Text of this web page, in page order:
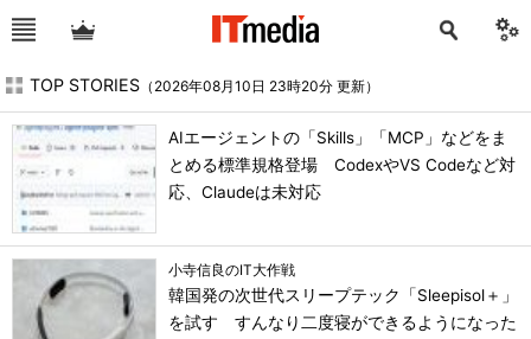
TOP STORIES （2026年08月10日 23時20分 更新）
AIエージェントの「Skills」「MCP」などをま
とめる標準規格登場 CodexやVS Codeなど対
応、Claudeは未対応
小寺信良のIT大作戦
韓国発の次世代スリープテック「Sleepisol＋」
を試す すんなり二度寝ができるようになった